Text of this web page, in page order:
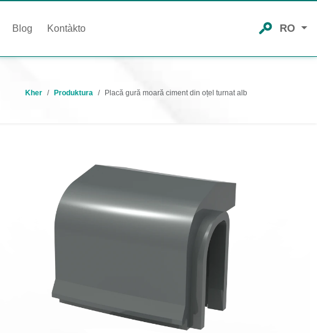
Blog Kontàkto RO
Kher Produktura Placă gură moară ciment din oțel turnat alb